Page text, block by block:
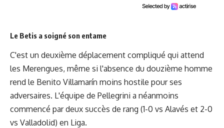
Le Betis a soigné son entame
C'est un deuxième déplacement compliqué qui attend
les Merengues, même si l'absence du douzième homme
rend le Benito Villamarín moins hostile pour ses
adversaires. L'équipe de Pellegrini a néanmoins
commencé par deux succès de rang (1-0 vs Alavés et 2-0
vs Valladolid) en Liga.